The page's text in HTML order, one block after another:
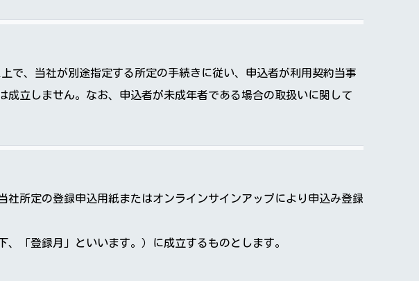
で、当社が別途指定する所定の手続きに従い、申込者が利用契約当事
立しません。なお、申込者が未成年者である場合の取扱いに関して
所定の登録申込用紙またはオンラインサインアップにより申込み登録
「登録月」といいます。）に成立するものとします。